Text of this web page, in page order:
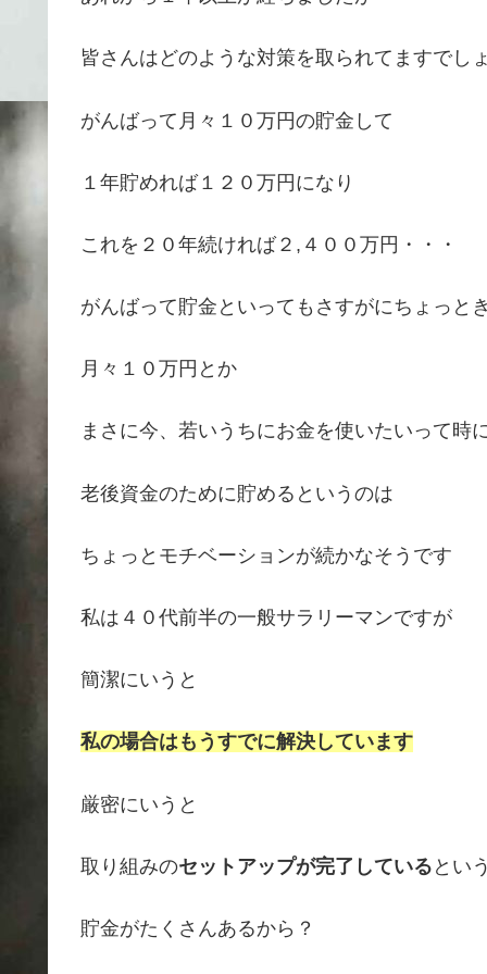
皆さんはどのような対策を取られてますでし
がんばって月々１０万円の貯金して
１年貯めれば１２０万円になり
これを２０年続ければ２,４００万円・・・
がんばって貯金といってもさすがにちょっと
月々１０万円とか
まさに今、若いうちにお金を使いたいって時
老後資金のために貯めるというのは
ちょっとモチベーションが続かなそうです
私は４０代前半の一般サラリーマンですが
簡潔にいうと
私の場合はもうすでに解決しています
厳密にいうと
取り組みのセットアップが完了している とい
貯金がたくさんあるから？